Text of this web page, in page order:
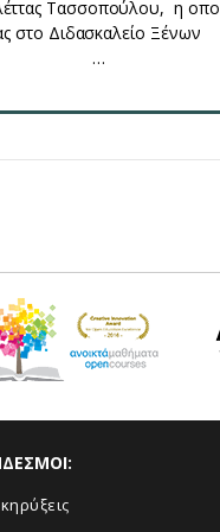
Τασσοπούλου, η
στο Διδασκαλείο Ξένων
…